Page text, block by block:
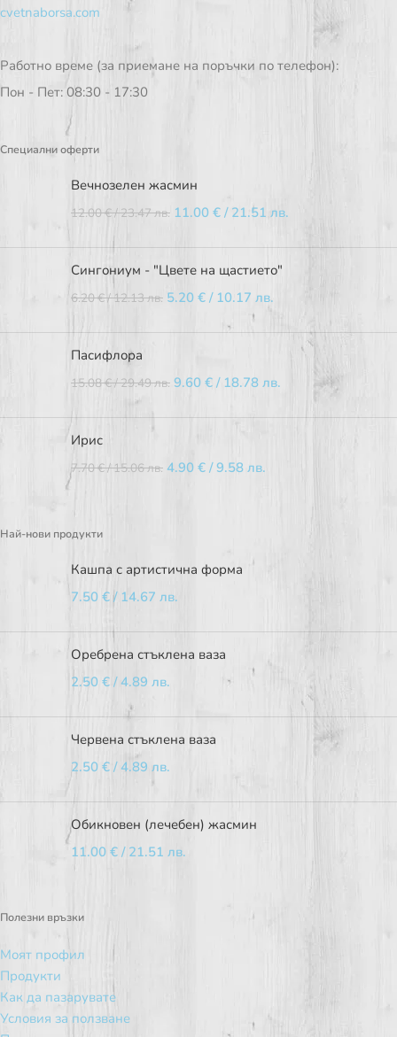
cvetnaborsa.com
Работно време (за приемане на поръчки по телефон):
Пон - Пет: 08:30 - 17:30
Специални оферти
Вечнозелен жасмин
12.00€/ 23.47 лв. 11.00 € / 21.51 лв.
Сингониум - "Цвете на щастието"
6.20€/ 12.13 лв. 5.20 € / 10.17 лв.
Пасифлора
15.08€/ 29.49 лв. 9.60 € / 18.78 лв.
Ирис
7.70€/ 15.06 лв. 4.90 € / 9.58 лв.
Най-нови продукти
Кашпа с артистична форма
7.50 € / 14.67 лв.
Оребрена стъклена ваза
2.50 € / 4.89 лв.
Червена стъклена ваза
2.50 € / 4.89 лв.
Обикновен (лечебен) жасмин
11.00 € / 21.51 лв.
Полезни връзки
Моят профил
Продукти
Как да пазарувате
Условия за ползване